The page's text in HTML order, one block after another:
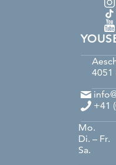
4051
+41
Mo.
Di. – Fr.
Sa.